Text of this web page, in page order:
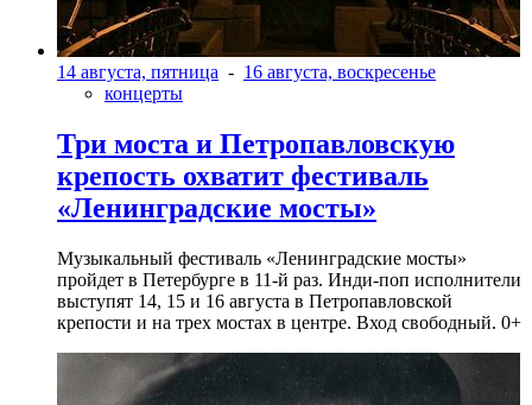
14 августа, пятница - 16 августа, воскресенье
концерты
Три моста и Петропавловскую
крепость охватит фестиваль
«Ленинградские мосты»
Музыкальный фестиваль «Ленинградские мосты»
пройдет в Петербурге в 11-й раз. Инди-поп исполнители
выступят 14, 15 и 16 августа в Петропавловской
крепости и на трех мостах в центре. Вход свободный. 0+